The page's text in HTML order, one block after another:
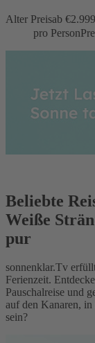
Alter Preisab €
pro Person
Beliebte
Weiße
pur
sonnenklar.Tv
Ferienzeit.
Pauschalreise und
auf den Kanaren,
sein?